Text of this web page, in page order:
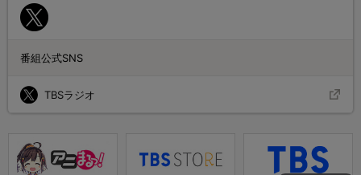
番組公式SNS
TBSラジオ